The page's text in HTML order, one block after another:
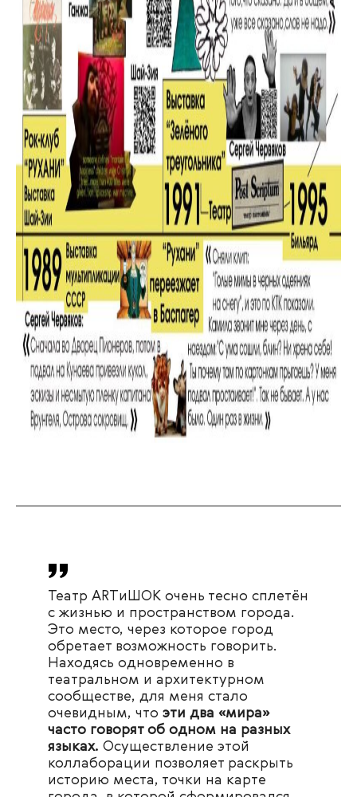
Театр ARTиШОК очень тесно сплетён
с жизнью и пространством города.
Это место, через которое город
обретает возможность говорить.
Находясь одновременно в
театральном и архитектурном
сообществе, для меня стало
очевидным, что эти два «мира»
часто говорят об одном на разных
языках. Осуществление этой
коллаборации позволяет раскрыть
историю места, точки на карте